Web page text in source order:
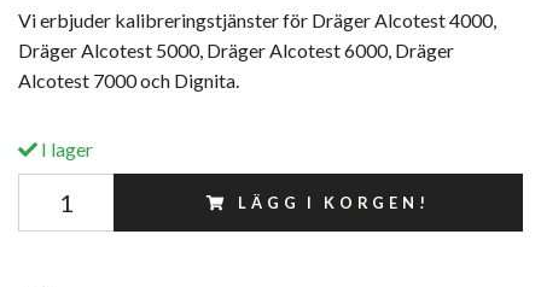
Vi erbjuder kalibreringstjänster för Dräger Alcotest 4000,
Dräger Alcotest 5000, Dräger Alcotest 6000, Dräger
Alcotest 7000 och Dignita.
I lager
LÄGG I KORGEN!